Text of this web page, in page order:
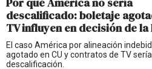
descalificado: boletaje
TV influyen en decisión de la
El caso América por alineación
agotado en CU y contratos de TV
descalificación.